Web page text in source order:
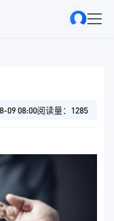
09 08:00阅读量：1285